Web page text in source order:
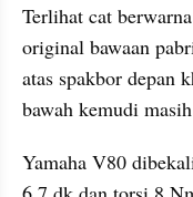
Terlihat cat
original bawaan
atas spakbor depan
bawah kemudi
Yamaha V80